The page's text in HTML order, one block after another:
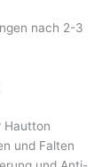
nach 2-3
Hautton
und Falten